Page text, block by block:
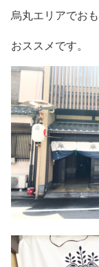
烏丸エリアでお
おススメです。